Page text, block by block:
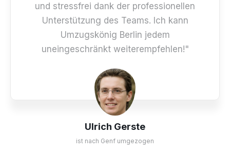
Ulrich Gerste
ist nach Genf umgezogen
und stressfrei dank der professionellen
Unterstützung des Teams. Ich kann
Umzugskönig Berlin jedem
uneingeschränkt weiterempfehlen!"